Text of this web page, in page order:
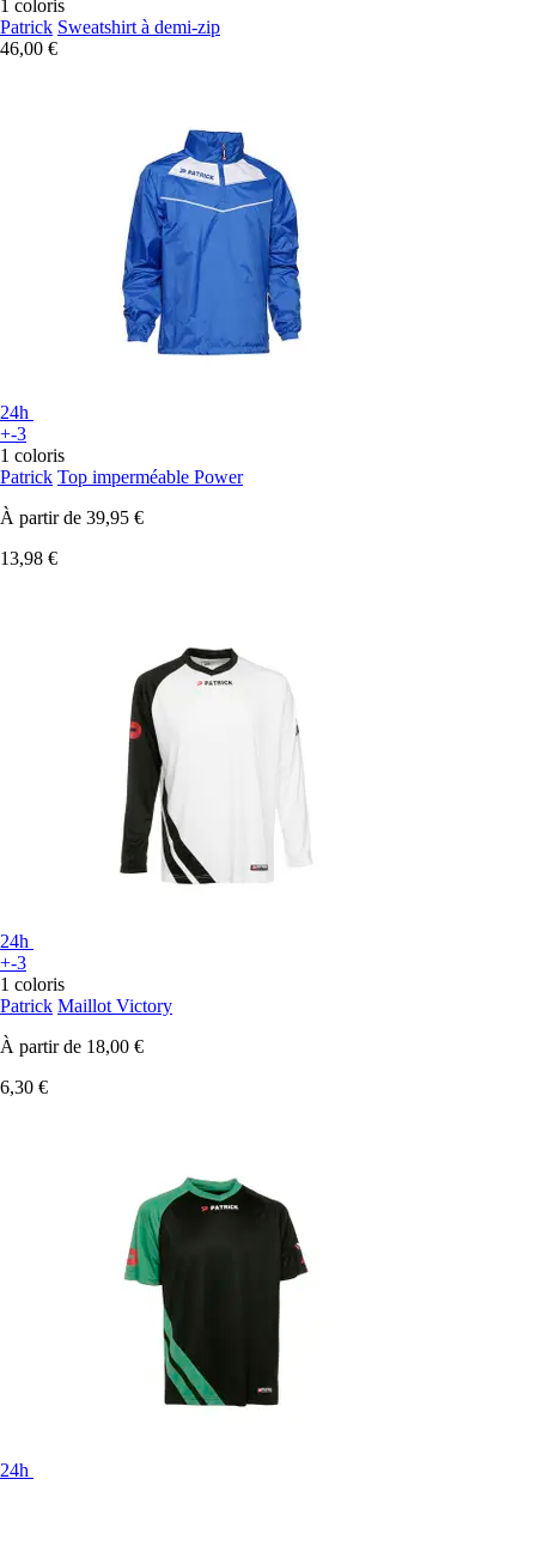
1 coloris
Patrick Sweatshirt à demi-zip
46,00 €
24h
+-3
1 coloris
Patrick Top imperméable Power
À partir de 39,95 €
13,98 €
24h
+-3
1 coloris
Patrick Maillot Victory
À partir de 18,00 €
6,30 €
24h